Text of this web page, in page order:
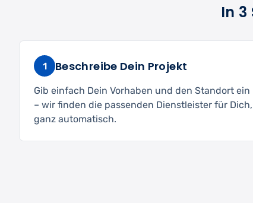
In
1 Beschreibe Dein Projekt
Gib einfach Dein Vorhaben und den Standort ein
– wir finden die passenden Dienstleister für Dich,
ganz automatisch.